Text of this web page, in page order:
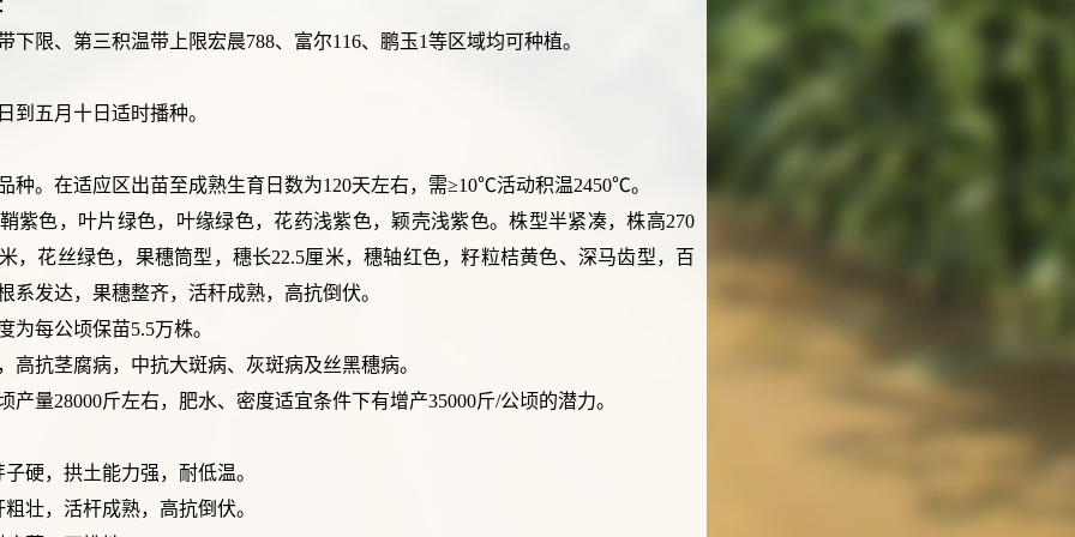
下限、第三积温带上限宏晨788、富尔116、鹏玉1等区域均可种植。
到五月十日适时播种。
种。在适应区出苗至成熟生育日数为120天左右，需≥10℃活动积温2450℃。
紫色，叶片绿色，叶缘绿色，花药浅紫色，颖壳浅紫色。株型半紧凑，株高270
，花丝绿色，果穗筒型，穗长22.5厘米，穗轴红色，籽粒桔黄色、深马齿型，百
系发达，果穗整齐，活秆成熟，高抗倒伏。
为每公顷保苗5.5万株。
高抗茎腐病，中抗大斑病、灰斑病及丝黑穗病。
产量28000斤左右，肥水、密度适宜条件下有增产35000斤/公顷的潜力。
硬，拱土能力强，耐低温。
壮，活杆成熟，高抗倒伏。